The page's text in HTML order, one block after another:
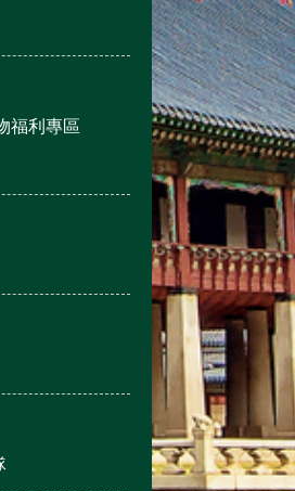
福利專區